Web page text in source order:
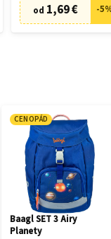
od 1,69 € -5
CENOPÁD
Baagl SET 3 Airy
Planety